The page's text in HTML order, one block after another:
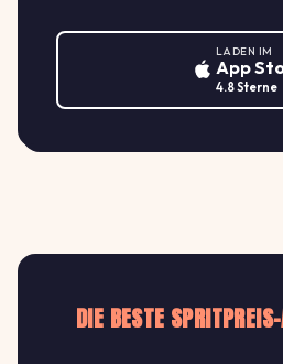
JET AUGSBURG
LADEN IM
App
4.8 Sterne
DIE BESTE